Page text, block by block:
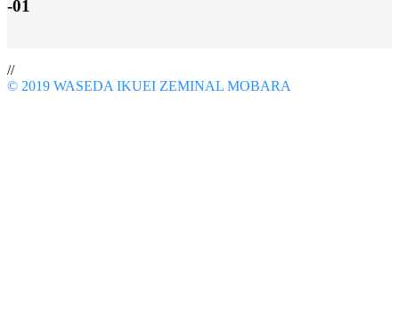
-01
//
© 2019 WASEDA IKUEI ZEMINAL MOBARA